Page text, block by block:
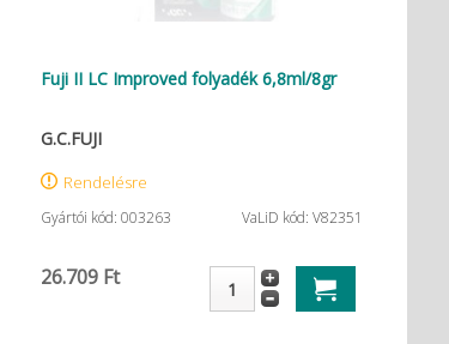
Fuji II LC Improved folyadék 6,8ml/8gr
G.C.FUJI
Rendelésre
Gyártói kód: 003263 VaLiD kód: V82351
26.709 Ft